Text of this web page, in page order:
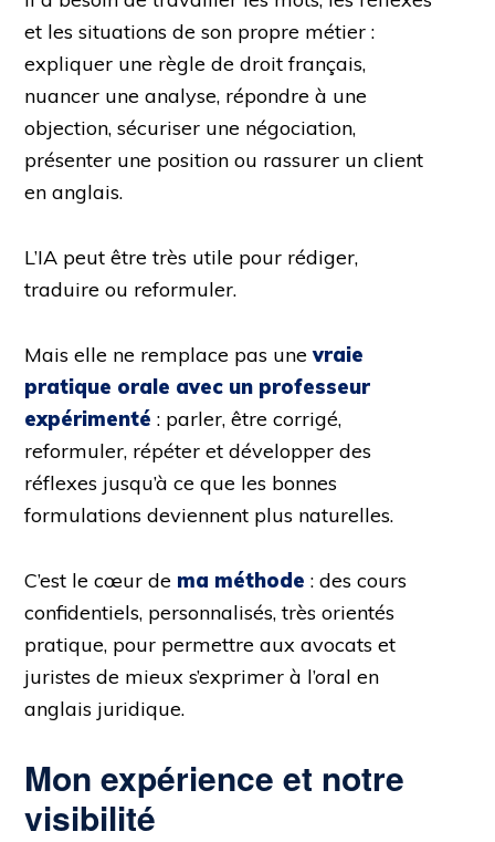
et les situations de son propre métier :
expliquer une règle de droit français,
nuancer une analyse, répondre à une
objection, sécuriser une négociation,
présenter une position ou rassurer un client
en anglais.
L’IA peut être très utile pour rédiger,
traduire ou reformuler.
Mais elle ne remplace pas unevraie
pratique orale avec un professeur
expérimenté : parler, être corrigé,
reformuler, répéter et développer des
réflexes jusqu’à ce que les bonnes
formulations deviennent plus naturelles.
C’est le cœur de ma méthode : des cours
confidentiels, personnalisés, très orientés
pratique, pour permettre aux avocats et
juristes de mieux s’exprimer à l’oral en
anglais juridique.
Mon expérience et notre
visibilité